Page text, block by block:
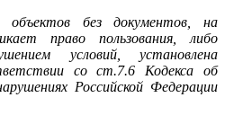
объектов без документов, на
право пользования, либо
условий, установлена
со ст.7.6 Кодекса об
Российской Федерации